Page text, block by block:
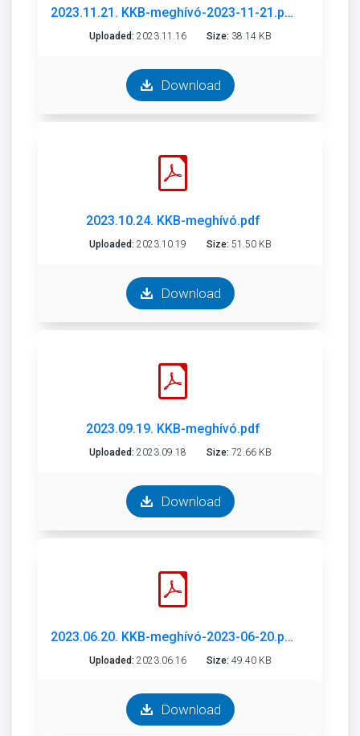
2023.11.21. KKB-meghívó-2023-11-21.pdf
Uploaded: 2023.11.16 Size: 38.14 KB
Download
2023.10.24. KKB-meghívó.pdf
Uploaded: 2023.10.19 Size: 51.50 KB
Download
2023.09.19. KKB-meghívó.pdf
Uploaded: 2023.09.18 Size: 72.66 KB
Download
2023.06.20. KKB-meghívó-2023-06-20.pdf
Uploaded: 2023.06.16 Size: 49.40 KB
Download